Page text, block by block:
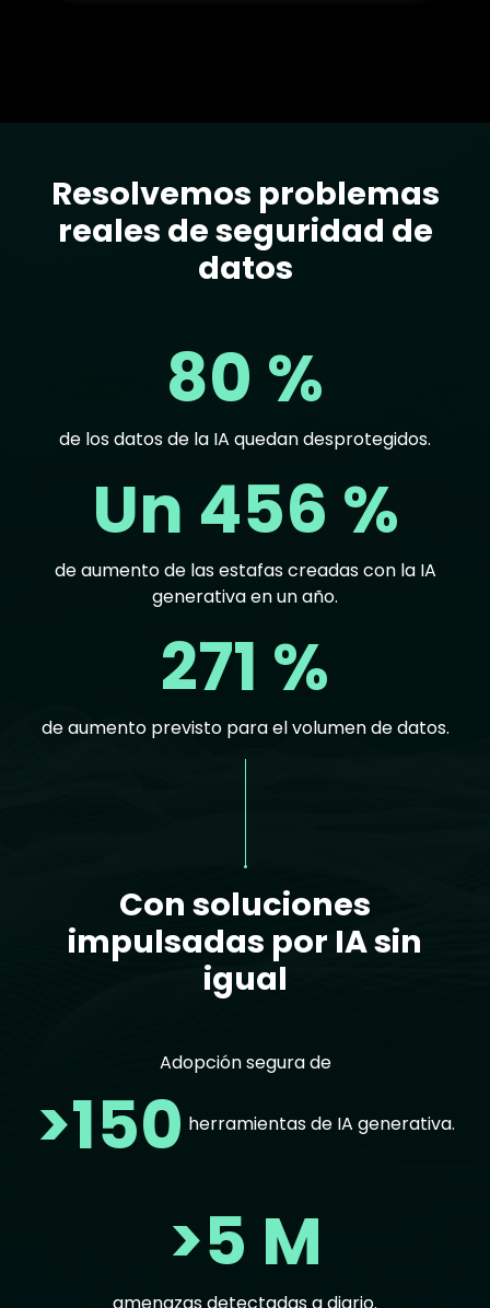
Text
Resolvemos problemas
reales de seguridad de
datos
80 %
de los datos de la IA quedan desprotegidos.
Un 456 %
de aumento de las estafas creadas con la IA
generativa en un año.
271 %
de aumento previsto para el volumen de datos.
Con soluciones
impulsadas por IA sin
igual
Adopción segura de
>150 herramientas de IA generativa.
>5 M
amenazas detectadas a diario.